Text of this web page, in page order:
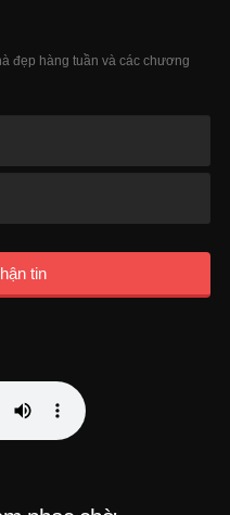
đẹp hàng tuần và các chương
tin